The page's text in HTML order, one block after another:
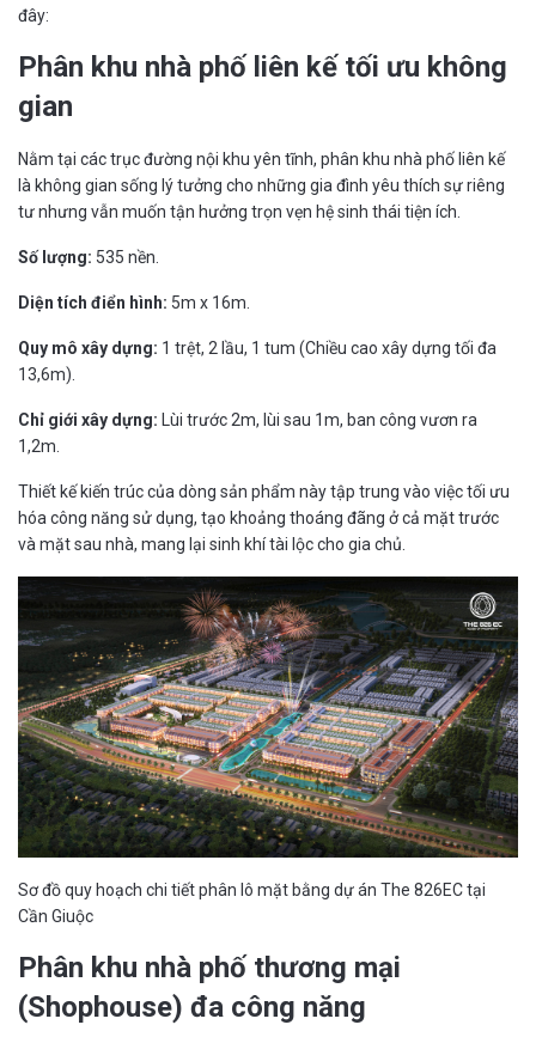
đây:
Phân khu nhà phố liên kế tối ưu không
gian
Nằm tại các trục đường nội khu yên tĩnh, phân khu nhà phố liên kế
là không gian sống lý tưởng cho những gia đình yêu thích sự riêng
tư nhưng vẫn muốn tận hưởng trọn vẹn hệ sinh thái tiện ích.
Số lượng: 535 nền.
Diện tích điển hình: 5m x 16m.
Quy mô xây dựng: 1 trệt, 2 lầu, 1 tum (Chiều cao xây dựng tối đa
13,6m).
Chỉ giới xây dựng: Lùi trước 2m, lùi sau 1m, ban công vươn ra
1,2m.
Thiết kế kiến trúc của dòng sản phẩm này tập trung vào việc tối ưu
hóa công năng sử dụng, tạo khoảng thoáng đãng ở cả mặt trước
và mặt sau nhà, mang lại sinh khí tài lộc cho gia chủ.
Sơ đồ quy hoạch chi tiết phân lô mặt bằng dự án The 826EC tại
Cần Giuộc
Phân khu nhà phố thương mại
(Shophouse) đa công năng